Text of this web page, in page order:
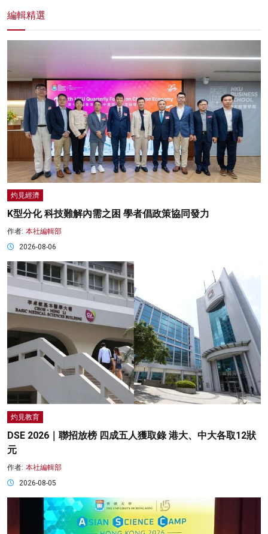
編輯精選
灼見經濟
K型分化 科技難解內需之困 學者倡政策協同發力
作者: 本社編輯部
2026-08-06
灼見教育
DSE 2026｜聯招放榜 四成五人獲取錄 港大、中大各取12狀
元
作者: 本社編輯部
2026-08-05